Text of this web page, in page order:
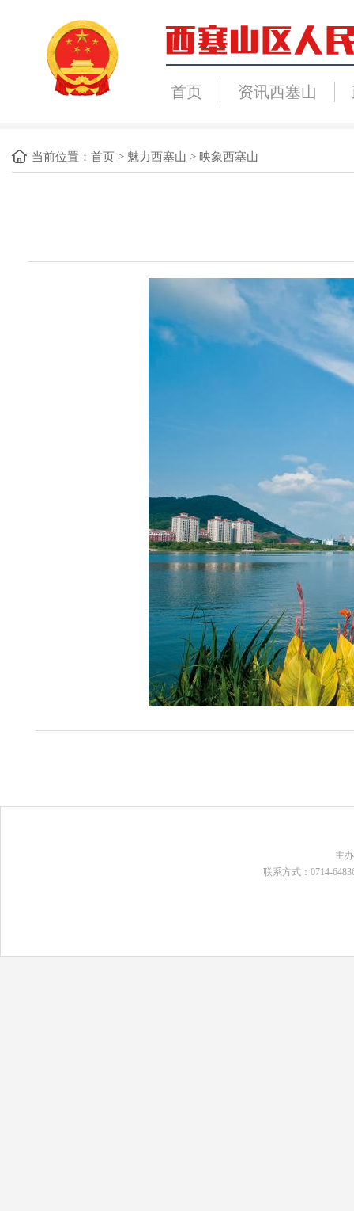
首页 资讯西塞山
当前位置： 首页 > 魅力西塞山 > 映象西塞山
主
联系方式：0714-